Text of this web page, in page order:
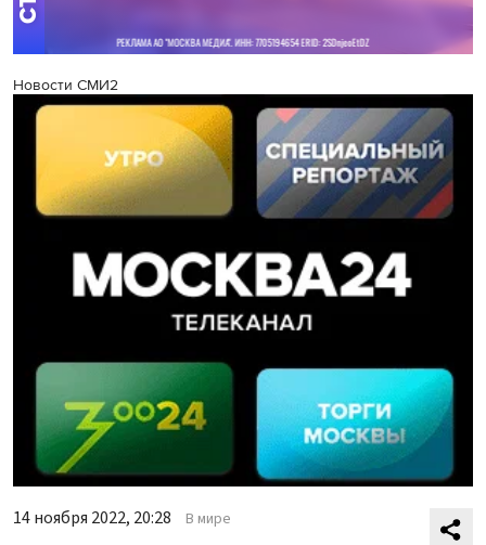
Новости СМИ2
14 ноября 2022, 20:28 В мире